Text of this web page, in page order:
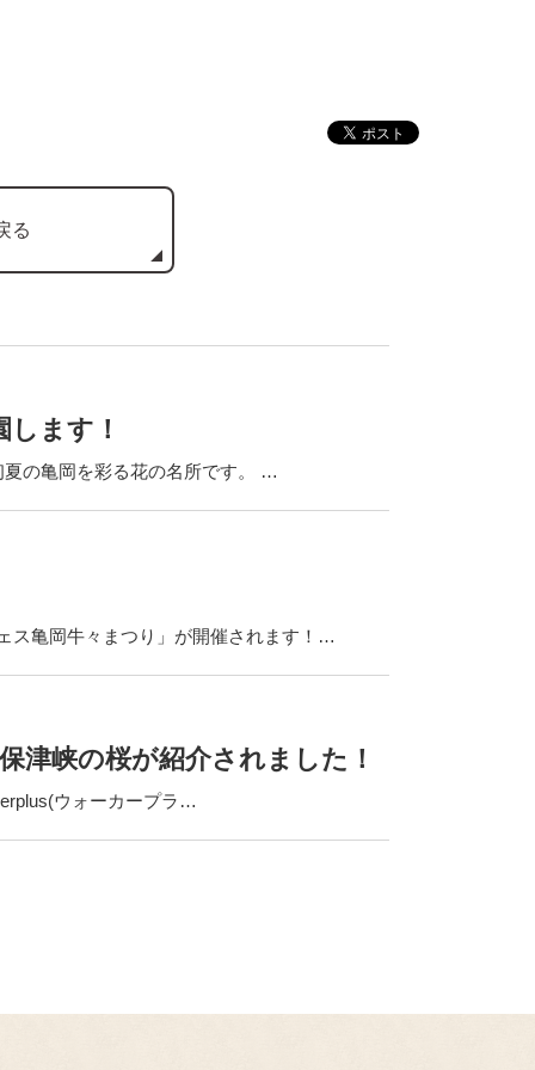
る
ます！
亀岡を彩る花の名所です。 …
ス亀岡牛々まつり」が開催されます！…
津峡の桜が紹介されました！
ウォーカープラ…